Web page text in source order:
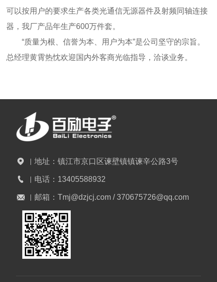
可以按用户的要求生产各类光通信无源器件及射频同轴连接
器，我厂产品年生产600万件套。
“质量为根、信誉为本、用户为本”是公司坚守的宗旨。
总经理黄霄热忱欢迎国内外客商光临指导，洽谈业务。
地址： 镇江市京口区谏壁镇镇谏辛公路3号
电话： 13405588932
邮箱： Tmj@dzjcj.com / 370675726@qq.com